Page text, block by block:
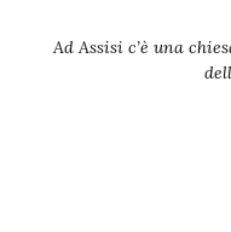
Ad Assisi c’è una